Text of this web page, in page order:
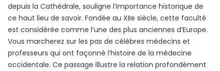
depuis la Cathédrale, souligne l’importance historique de
ce haut lieu de savoir. Fondée au XIIe siècle, cette faculté
est considérée comme l’une des plus anciennes d’Europe.
Vous marcherez sur les pas de célèbres médecins et
professeurs qui ont façonné l’histoire de la médecine
occidentale. Ce passage illustre la relation profondément